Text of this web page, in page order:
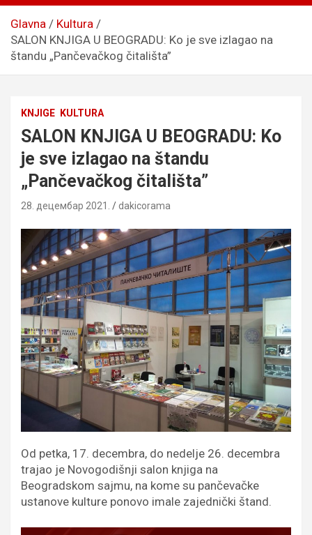
Glavna
Kultura
SALON KNJIGA U BEOGRADU: Ko je sve izlagao na
štandu „Pančevačkog čitališta”
KNJIGE KULTURA
SALON KNJIGA U BEOGRADU: Ko
je sve izlagao na štandu
„Pančevačkog čitališta”
28. децембар 2021. dakicorama
Od petka, 17. decembra, do nedelje 26. decembra
trajao je Novogodišnji salon knjiga na
Beogradskom sajmu, na kome su pančevačke
ustanove kulture ponovo imale zajednički štand.